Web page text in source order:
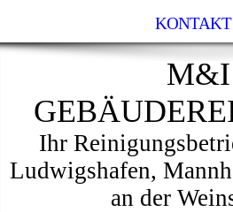
KONTAKT
M&I
Ihr
Ludwigshafen,
an der